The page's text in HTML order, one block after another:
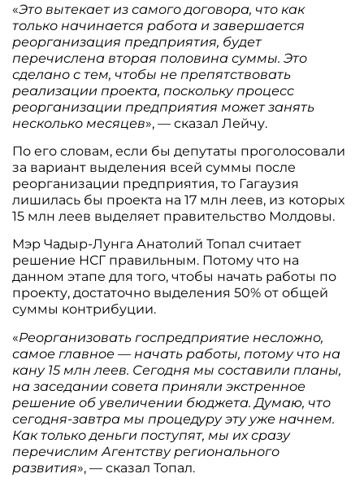
«Это вытекает из самого договора, что как
только начинается работа и завершается
реорганизация предприятия, будет
перечислена вторая половина суммы. Это
сделано с тем, чтобы не препятствовать
реализации проекта, поскольку процесс
реорганизации предприятия может занять
несколько месяцев», — сказал Лейчу.
По его словам, если бы депутаты проголосовали
за вариант выделения всей суммы после
реорганизации предприятия, то Гагаузия
лишилась бы проекта на 17 млн леев, из которых
15 млн леев выделяет правительство Молдовы.
Мэр Чадыр-Лунга Анатолий Топал считает
решение НСГ правильным. Потому что на
данном этапе для того, чтобы начать работы по
проекту, достаточно выделения 50% от общей
суммы контрибуции.
«Реорганизовать госпредприятие несложно,
самое главное — начать работы, потому что на
кану 15 млн леев. Сегодня мы составили планы,
на заседании совета приняли экстренное
решение об увеличении бюджета. Думаю, что
сегодня-завтра мы процедуру эту уже начнем.
Как только деньги поступят, мы их сразу
перечислим Агентству регионального
развития», — сказал Топал.